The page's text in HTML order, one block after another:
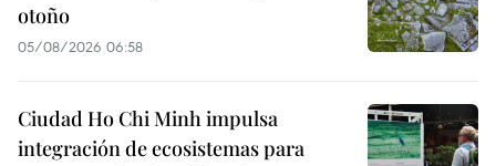
otoño
05/08/2026 06:58
Ciudad Ho Chi Minh impulsa
integración de ecosistemas para